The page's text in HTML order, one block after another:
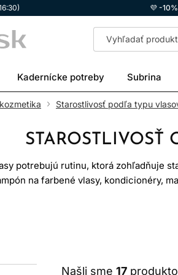
💜 -
Kadernícke potreby Subrina
Starostlivosť podľa typu
STAROSTLIVOSŤ
potrebujú rutinu, ktorá zohľadňuje
na farbené vlasy, kondicionéry,
znižuje trenie, maska poskytuje
ČO
Našli sme 17